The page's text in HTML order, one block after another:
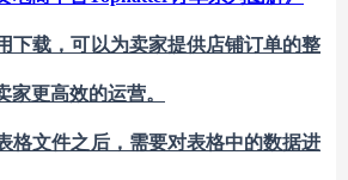
下载，可以为卖家提供店铺订单的整
家更高效的运营。
格文件之后，需要对表格中的数据进